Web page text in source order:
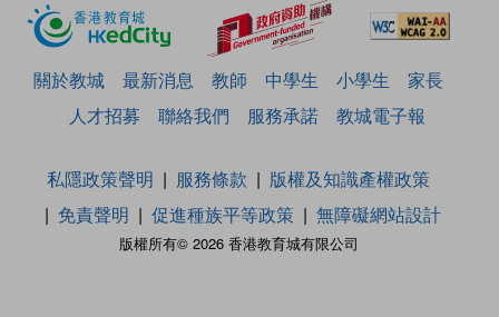
關於教城 最新消息 教師 中學生 小學生
家長
人才招募
聯絡我們 服務承諾 教城電子報
版權所有© 2026 香港教育城有限公司
私隱政策聲明 服務條款
版權及知識產權政策
免責聲明
促進種族平等政策 無障礙網站設計